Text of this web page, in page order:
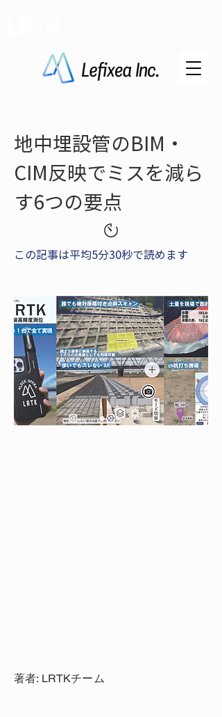
地中埋設管のBIM・
CIM反映でミスを減ら
す6つの要点
この記事は平均5分30秒で読めます
著者: LRTKチーム